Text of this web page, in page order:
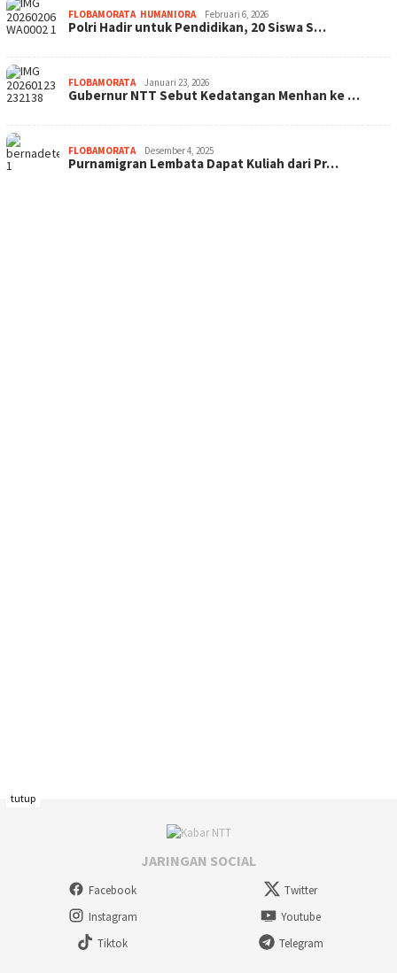
FLOBAMORATA, HUMANIORA Februari 6, 2026
Polri Hadir untuk Pendidikan, 20 Siswa S…
FLOBAMORATA Januari 23, 2026
Gubernur NTT Sebut Kedatangan Menhan ke …
FLOBAMORATA Desember 4, 2025
Purnamigran Lembata Dapat Kuliah dari Pr…
JARINGAN SOCIAL
Facebook
Twitter
Instagram
Youtube
Tiktok
Telegram
tutup